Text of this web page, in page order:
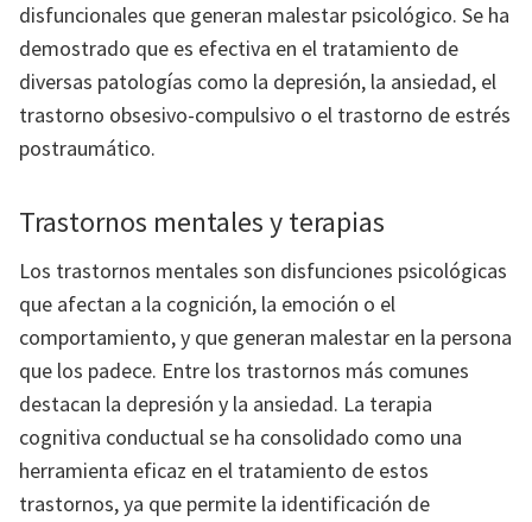
disfuncionales que generan malestar psicológico. Se ha
demostrado que es efectiva en el tratamiento de
diversas patologías como la depresión, la ansiedad, el
trastorno obsesivo-compulsivo o el trastorno de estrés
postraumático.
Trastornos mentales y terapias
Los trastornos mentales son disfunciones psicológicas
que afectan a la cognición, la emoción o el
comportamiento, y que generan malestar en la persona
que los padece. Entre los trastornos más comunes
destacan la depresión y la ansiedad. La terapia
cognitiva conductual se ha consolidado como una
herramienta eficaz en el tratamiento de estos
trastornos, ya que permite la identificación de